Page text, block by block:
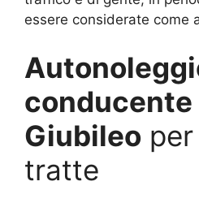
essere considerate come
conducente
Giubileo
tratte